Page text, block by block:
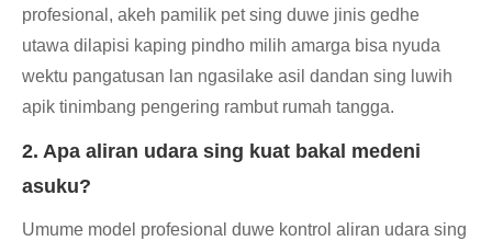
profesional, akeh pamilik pet sing duwe jinis gedhe
utawa dilapisi kaping pindho milih amarga bisa nyuda
wektu pangatusan lan ngasilake asil dandan sing luwih
apik tinimbang pengering rambut rumah tangga.
2. Apa aliran udara sing kuat bakal medeni
asuku?
Umume model profesional duwe kontrol aliran udara sing